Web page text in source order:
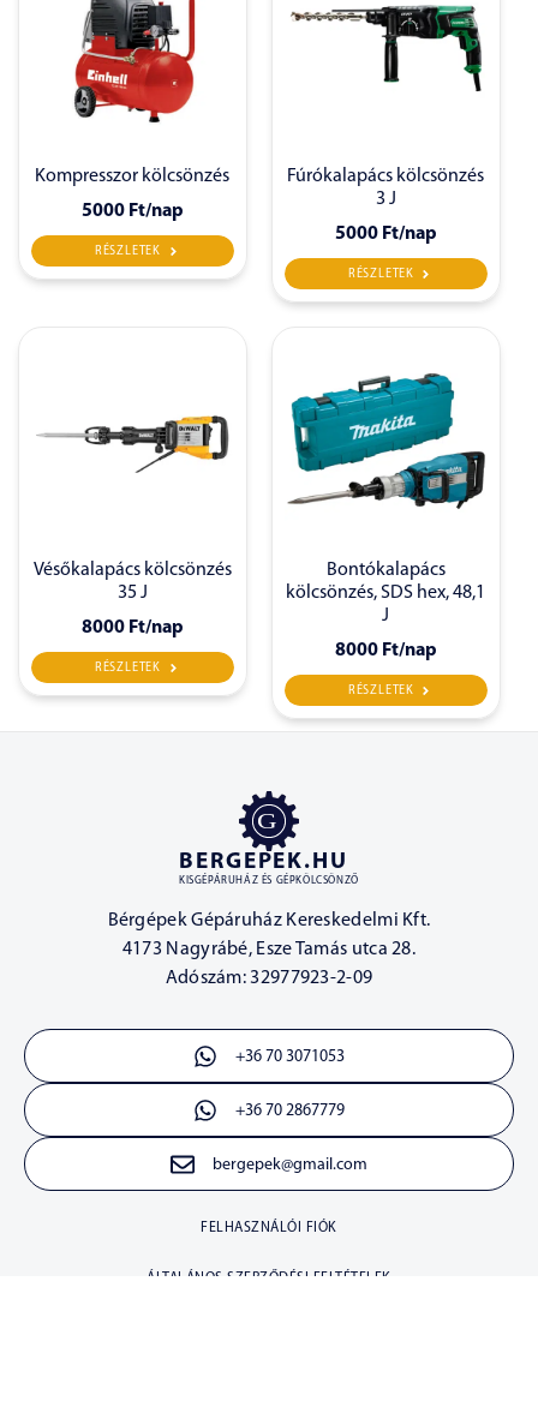
Kompresszor kölcsönzés
5000 Ft/nap
RÉSZLETEK
Fúrókalapács kölcsönzés
3 J
5000 Ft/nap
RÉSZLETEK
Vésőkalapács kölcsönzés
35 J
8000 Ft/nap
RÉSZLETEK
Bontókalapács
kölcsönzés, SDS hex, 48,1
J
8000 Ft/nap
RÉSZLETEK
BERGEPEK.HU
KISGÉPÁRUHÁZ ÉS GÉPKÖLCSÖNZŐ
Bérgépek Gépáruház Kereskedelmi Kft.
4173 Nagyrábé, Esze Tamás utca 28.
Adószám: 32977923-2-09
+36 70 3071053
+36 70 2867779
bergepek@gmail.com
FELHASZNÁLÓI FIÓK
ÁLTALÁNOS SZERZŐDÉSI FELTÉTELEK